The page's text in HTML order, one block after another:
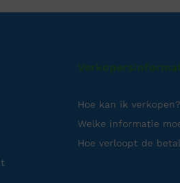
Hoe kan ik verkopen?
Welke informatie
Hoe verloopt de